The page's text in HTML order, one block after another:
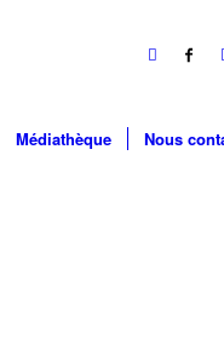
Médiathèque Nous